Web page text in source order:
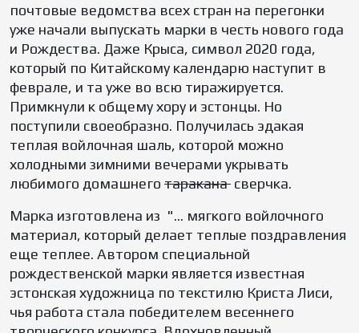
почтовые ведомства всех стран на перегонки
уже начали выпускать марки в честь нового года
и Рождества. Даже Крыса, символ 2020 года,
который по Китайскому календарю наступит в
феврале, и та уже во всю тиражируется.
Примкнули к общему хору и эстонцы. Но
поступили своеобразно. Получилась эдакая
теплая войлочная шаль, которой можно
холодными зимними вечерами укрывать
любимого домашнего таракана сверчка.
Марка изготовлена из "... мягкого войлочного
материал, который делает теплые поздравления
еще теплее. Автором специальной
рождественской марки является известная
эстонская художница по текстилю Криста Лиси,
чья работа стала победителем весеннего